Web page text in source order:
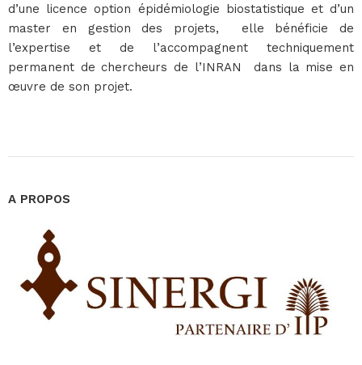
d’une licence option épidémiologie biostatistique et d’un
master en gestion des projets, elle bénéficie de
l’expertise et de l’accompagnent techniquement
permanent de chercheurs de l’INRAN dans la mise en
œuvre de son projet.
A PROPOS